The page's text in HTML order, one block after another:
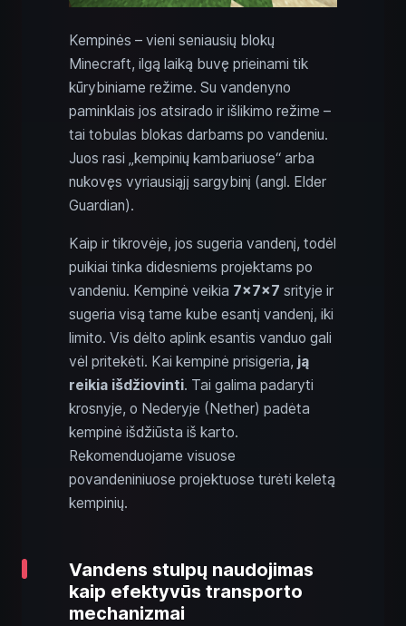
Kempinės – vieni seniausių blokų
Minecraft, ilgą laiką buvę prieinami tik
kūrybiniame režime. Su vandenyno
paminklais jos atsirado ir išlikimo režime –
tai tobulas blokas darbams po vandeniu.
Juos rasi „kempinių kambariuose“ arba
nukovęs vyriausiąjį sargybinį (angl. Elder
Guardian).
Kaip ir tikrovėje, jos sugeria vandenį, todėl
puikiai tinka didesniems projektams po
vandeniu. Kempinė veikia 7×7×7 srityje ir
sugeria visą tame kube esantį vandenį, iki
limito. Vis dėlto aplink esantis vanduo gali
vėl pritekėti. Kai kempinė prisigeria, ją
reikia išdžiovinti. Tai galima padaryti
krosnyje, o Nederyje (Nether) padėta
kempinė išdžiūsta iš karto.
Rekomenduojame visuose
povandeniniuose projektuose turėti keletą
kempinių.
Vandens stulpų naudojimas
kaip efektyvūs transporto
mechanizmai